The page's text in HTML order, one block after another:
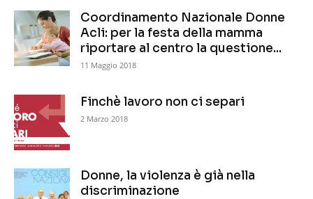
Coordinamento Nazionale Donne
Acli: per la festa della mamma
riportare al centro la questione...
11 Maggio 2018
Finchè lavoro non ci separi
2 Marzo 2018
Donne, la violenza è già nella
discriminazione